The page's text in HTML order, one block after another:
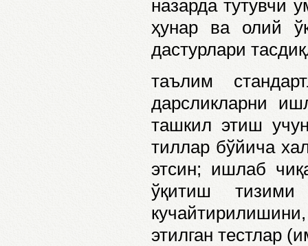
назарда тутувчи
ҳунар ва олий
дастурлари
таълим
дарсликларни
ташкил этиш
тиллар бўйича
этсин; ишлаб
ўқитиш
этилган тестлар